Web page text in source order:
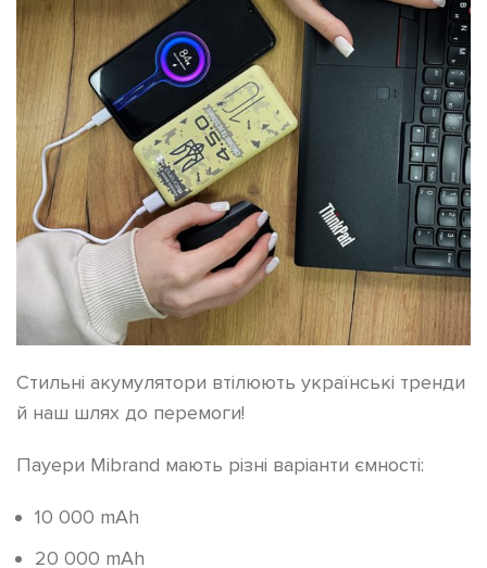
Стильні акумулятори втілюють українські тренди
й наш шлях до перемоги!
Пауери Mibrand мають різні варіанти ємності:
10 000 mAh
20 000 mAh